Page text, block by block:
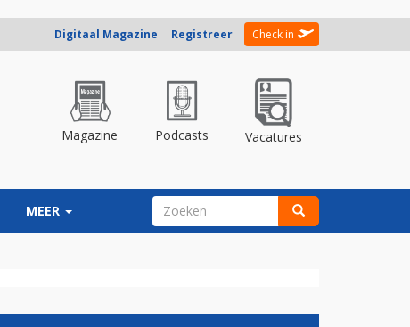
Digitaal Magazine Registreer Check in
Magazine Podcasts Vacatures
MEER ZOEKVELD